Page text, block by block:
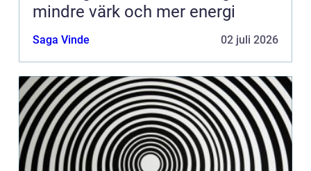
mindre värk och mer energi
Saga Vinde 02 juli 2026